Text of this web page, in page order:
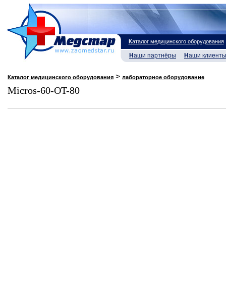
Каталог медицинского оборудования
Наши партнёры Наши клиенты
Каталог медицинского оборудования > лабораторное оборудование
Micros-60-OT-80